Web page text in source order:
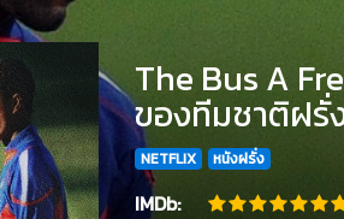
The Bus A
ของทีมชาติฝรั่
NETFLIX หนังฝรั่ง
IMDb: